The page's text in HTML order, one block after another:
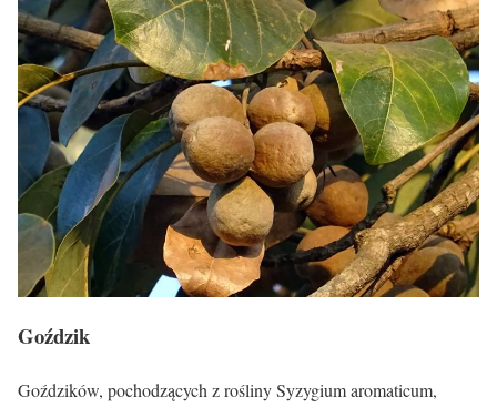
Goździk
Goździków, pochodzących z rośliny Syzygium aromaticum,